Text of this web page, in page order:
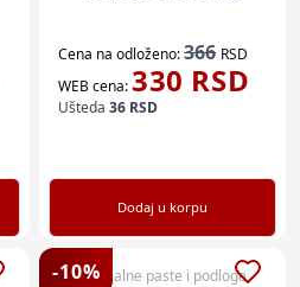
Cena na odloženo:366 RSD
WEB cena:330 RSD
Ušteda 36 RSD
Dodaj u korpu
-10%
Termalne paste i podloge